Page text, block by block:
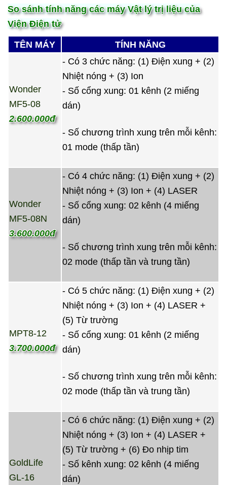
So sánh tính năng các máy Vật lý trị liệu của
Viện Điện tử
TÊN MÁY
TÍNH NĂNG
Wonder
MF5-08
2.600.000đ
- Có 3 chức năng: (1) Điện xung + (2)
Nhiệt nóng + (3) Ion
- Số cổng xung: 01 kênh (2 miếng
dán)
- Số chương trình xung trên mỗi kênh:
01 mode (thấp tần)
Wonder
MF5-08N
3.600.000đ
- Có 4 chức năng: (1) Điện xung + (2)
Nhiệt nóng + (3) Ion + (4) LASER
- Số cổng xung: 02 kênh (4 miếng
dán)
- Số chương trình xung trên mỗi kênh:
02 mode (thấp tần và trung tần)
MPT8-12
3.700.000đ
- Có 5 chức năng: (1) Điện xung + (2)
Nhiệt nóng + (3) Ion + (4) LASER +
(5) Từ trường
- Số cổng xung: 01 kênh (2 miếng
dán)
- Số chương trình xung trên mỗi kênh:
02 mode (thấp tần và trung tần)
GoldLife
GL-16
- Có 6 chức năng: (1) Điện xung + (2)
Nhiệt nóng + (3) Ion + (4) LASER +
(5) Từ trường + (6) Đo nhịp tim
- Số kênh xung: 02 kênh (4 miếng
dán)